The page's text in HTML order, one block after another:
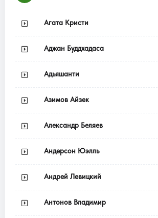
Агата Кристи
Аджан Буддхадаса
Адьяшанти
Азимов Айзек
Александр Беляев
Андерсон Юэлль
Андрей Левицкий
Антонов Владимир